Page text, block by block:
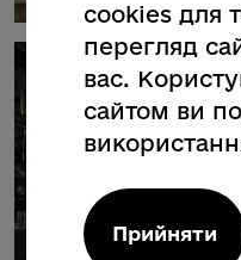
cookies для
перегляд
вас.
сайтом ви
Прийняти